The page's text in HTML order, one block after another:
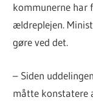
kommunerne har
ældreplejen.
gøre ved det.
– Siden
måtte konstatere